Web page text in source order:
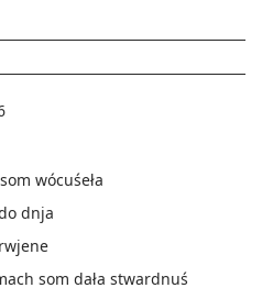
wócuśeła
dnja
som dała stwardnuś